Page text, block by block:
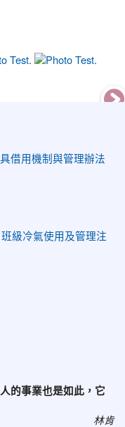
photo-13
借用機制與管理辦法
班級冷氣使用及管理注
的事業也是如此，它
林肯